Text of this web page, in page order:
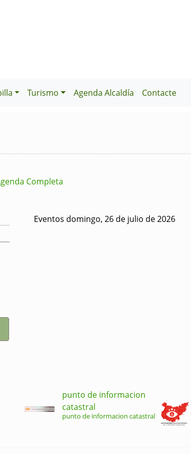
Turismo Agenda Alcaldía Contacte
Completa
Eventos domingo, 26 de julio de 2026
punto de informacion
catastral
punto de informacion catastral